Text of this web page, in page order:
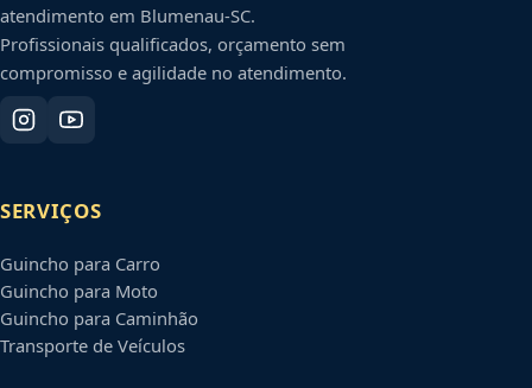
atendimento em Blumenau-SC.
Profissionais qualificados, orçamento sem
compromisso e agilidade no atendimento.
SERVIÇOS
Guincho para Carro
Guincho para Moto
Guincho para Caminhão
Transporte de Veículos